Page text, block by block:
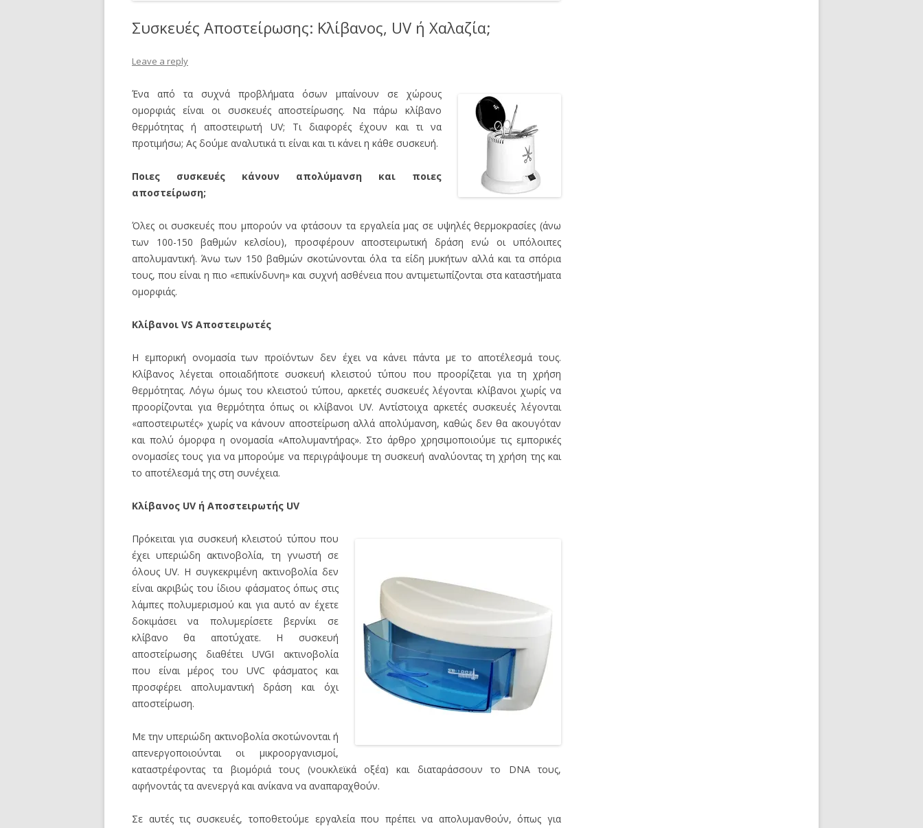
ΚΑΛΛΥΝΤΙΚΆ
Συσκευές Αποστείρωσης: Κλίβανος, UV ή Χαλαζία;
Leave a reply
Ένα από τα συχνά προβλήματα όσων μπαίνουν σε χώρους
ομορφιάς είναι οι συσκευές αποστείρωσης. Να πάρω κλίβανο
θερμότητας ή αποστειρωτή UV; Τι διαφορές έχουν και τι να
προτιμήσω; Ας δούμε αναλυτικά τι είναι και τι κάνει η κάθε συσκευή.
Ποιες συσκευές κάνουν απολύμανση και ποιες
αποστείρωση;
Όλες οι συσκευές που μπορούν να φτάσουν τα εργαλεία μας σε υψηλές θερμοκρασίες (άνω
των 100-150 βαθμών κελσίου), προσφέρουν αποστειρωτική δράση ενώ οι υπόλοιπες
απολυμαντική. Άνω των 150 βαθμών σκοτώνονται όλα τα είδη μυκήτων αλλά και τα σπόρια
τους, που είναι η πιο «επικίνδυνη» και συχνή ασθένεια που αντιμετωπίζονται στα καταστήματα
ομορφιάς.
Κλίβανοι VS Αποστειρωτές
Η εμπορική ονομασία των προϊόντων δεν έχει να κάνει πάντα με το αποτέλεσμά τους.
Κλίβανος λέγεται οποιαδήποτε συσκευή κλειστού τύπου που προορίζεται για τη χρήση
θερμότητας. Λόγω όμως του κλειστού τύπου, αρκετές συσκευές λέγονται κλίβανοι χωρίς να
προορίζονται για θερμότητα όπως οι κλίβανοι UV. Αντίστοιχα αρκετές συσκευές λέγονται
«αποστειρωτές» χωρίς να κάνουν αποστείρωση αλλά απολύμανση, καθώς δεν θα ακουγόταν
και πολύ όμορφα η ονομασία «Απολυμαντήρας». Στο άρθρο χρησιμοποιούμε τις εμπορικές
ονομασίες τους για να μπορούμε να περιγράψουμε τη συσκευή αναλύοντας τη χρήση της και
το αποτέλεσμά της στη συνέχεια.
Κλίβανος UV ή Αποστειρωτής UV
Πρόκειται για συσκευή κλειστού τύπου που
έχει υπεριώδη ακτινοβολία, τη γνωστή σε
όλους UV. Η συγκεκριμένη ακτινοβολία δεν
είναι ακριβώς του ίδιου φάσματος όπως στις
λάμπες πολυμερισμού και για αυτό αν έχετε
δοκιμάσει να πολυμερίσετε βερνίκι σε
κλίβανο θα αποτύχατε. Η συσκευή
αποστείρωσης διαθέτει UVGI ακτινοβολία
που είναι μέρος του UVC φάσματος και
προσφέρει απολυμαντική δράση και όχι
αποστείρωση.
Με την υπεριώδη ακτινοβολία σκοτώνονται ή
απενεργοποιούνται οι μικροοργανισμοί,
καταστρέφοντας τα βιομόριά τους (νουκλεϊκά οξέα) και διαταράσσουν το DNA τους,
αφήνοντάς τα ανενεργά και ανίκανα να αναπαραχθούν.
Σε αυτές τις συσκευές, τοποθετούμε εργαλεία που πρέπει να απολυμανθούν, όπως για